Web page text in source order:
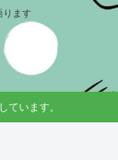
ります
ています。